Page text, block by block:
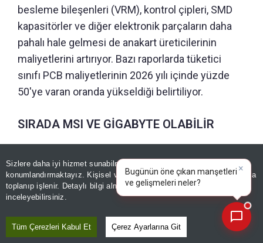
Sizlere daha iyi hizmet sunabilmek adına sitemizde
konumlandırmaktayız. Kişisel verileriniz, KVKK ve GDPR kapsamında
toplanıp işlenir. Detaylı bilgi almak içinAydınlatma Metnimizi
inceleyebilirsiniz.
Tüm Çerezleri Kabul Et Çerez Ayarlarına Git
besleme bileşenleri (VRM), kontrol çipleri, SMD
kapasitörler ve diğer elektronik parçaların daha
pahalı hale gelmesi de anakart üreticilerinin
maliyetlerini artırıyor. Bazı raporlarda tüketici
sınıfı PCB maliyetlerinin 2026 yılı içinde yüzde
50'ye varan oranda yükseldiği belirtiliyor.
SIRADA MSI VE GİGABYTE OLABİLİR
ASUS'un ardından MSI ve Gigabyte gibi diğer
büyük üreticilerin de benzer fiyat güncellemeleri
yapabileceği konuşuluyor.
Henüz şirketlerden resmi bir açıklama gelmese
de tedarik zincirinden gelen bilgiler, üçüncü
Bugünün öne|